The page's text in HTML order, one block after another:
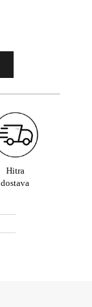
Hitra
dostava